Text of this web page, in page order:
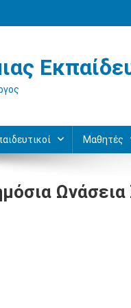
Μαθητές
Ωνάσεια